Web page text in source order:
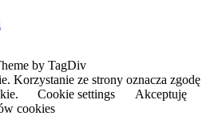
by TagDiv
Korzystanie ze strony oznacza zgodę
Cookie settings
Akceptuję
cookies